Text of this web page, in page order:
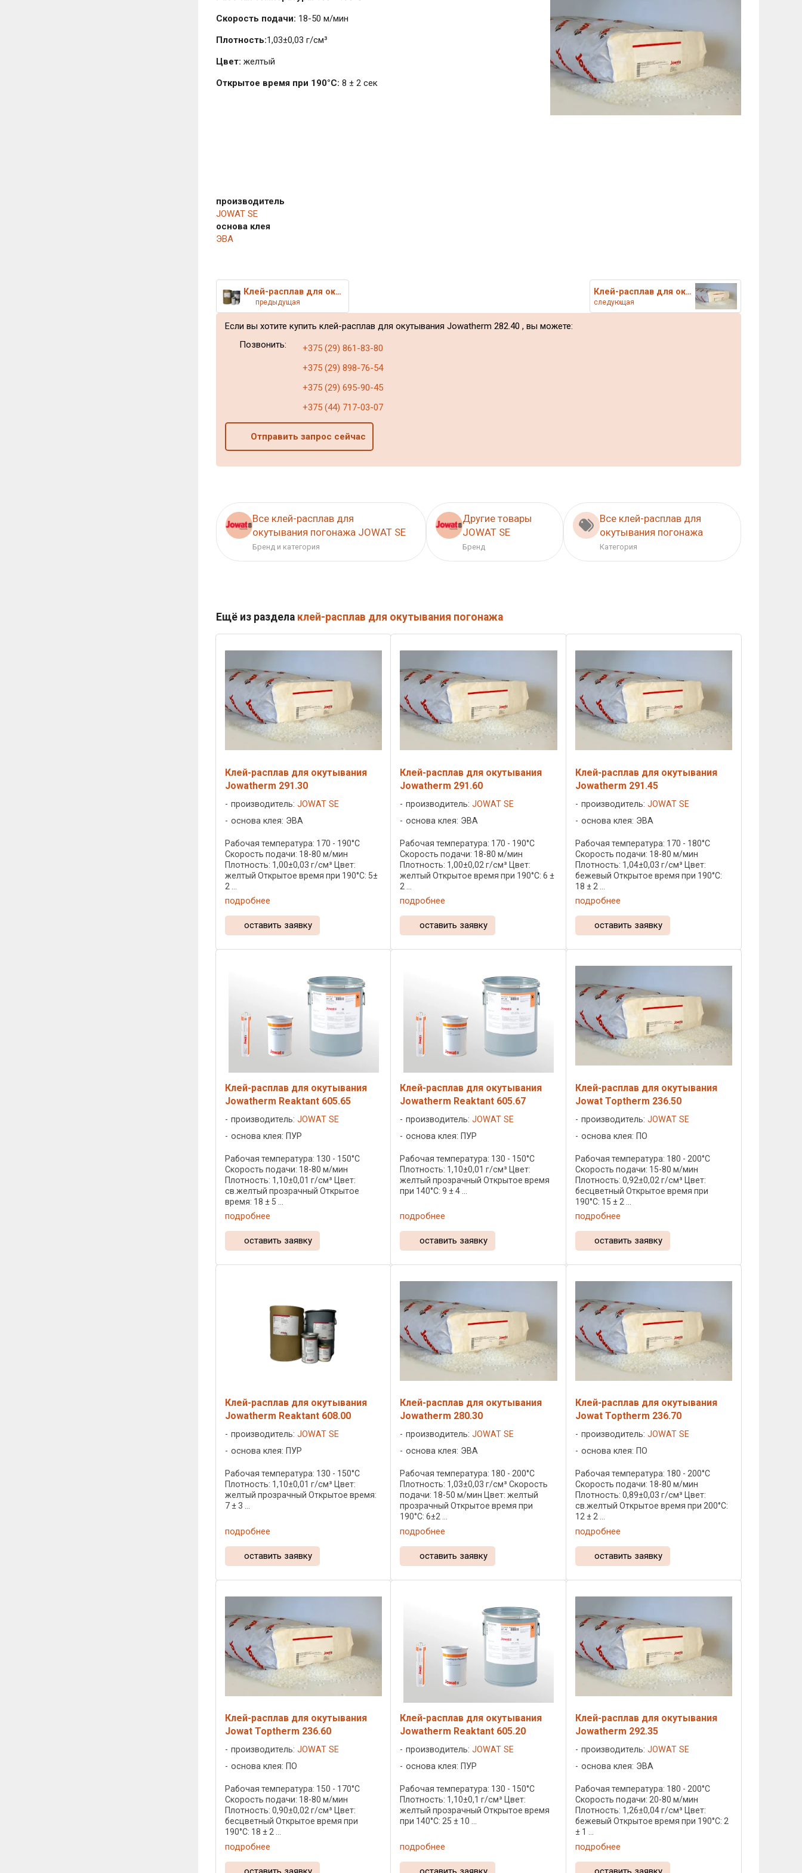
Скорость подачи: 18-50 м/мин
Плотность:1,03±0,03 г/см³
Цвет: желтый
Открытое время при 190°C: 8 ± 2 сек
производитель
JOWAT SE
основа клея
ЭВА
Клей-расплав для окутывания Jo
предыдущая
Клей-расплав для окутывания Jo
следующая
Если вы хотите купить клей-расплав для окутывания Jowatherm 282.40 , вы можете:
Позвонить:
+375 (29) 861-83-80
+375 (29) 898-76-54
+375 (29) 695-90-45
+375 (44) 717-03-07
Отправить запрос сейчас
Все клей-расплав для
окутывания погонажа JOWAT SE
Бренд и категория
Другие товары
JOWAT SE
Бренд
Все клей-расплав для
окутывания погонажа
Категория
Ещё из раздела клей-расплав для окутывания погонажа
Клей-расплав для окутывания
Jowatherm 291.30
производитель: JOWAT SE
основа клея: ЭВА
Рабочая температура: 170 - 190°C
Скорость подачи: 18-80 м/мин
Плотность: 1,00±0,03 г/см³ Цвет:
желтый Открытое время при 190°C: 5±
2 ...
подробнее
оставить заявку
Клей-расплав для окутывания
Jowatherm 291.60
производитель:JOWAT SE
основа клея: ЭВА
Рабочая температура: 170 - 190°C
Скорость подачи: 18-80 м/мин
Плотность: 1,00±0,02 г/см³ Цвет:
желтый Открытое время при 190°C: 6 ±
2 ...
подробнее
оставить заявку
Клей-расплав для окутывания
Jowatherm 291.45
производитель: JOWAT SE
основа клея: ЭВА
Рабочая температура: 170 - 180°C
Скорость подачи: 18-80 м/мин
Плотность: 1,04±0,03 г/см³ Цвет:
бежевый Открытое время при 190°C:
18 ± 2 ...
подробнее
оставить заявку
Клей-расплав для окутывания
Jowatherm Reaktant 605.65
производитель: JOWAT SE
основа клея: ПУР
Рабочая температура: 130 - 150°C
Скорость подачи: 18-80 м/мин
Плотность: 1,10±0,01 г/см³ Цвет:
св.желтый прозрачный Открытое
время: 18 ± 5 ...
подробнее
оставить заявку
Клей-расплав для окутывания
Jowatherm Reaktant 605.67
производитель:JOWAT SE
основа клея: ПУР
Рабочая температура: 130 - 150°C
Плотность: 1,10±0,01 г/см³ Цвет:
желтый прозрачный Открытое время
при 140°C: 9 ± 4 ...
подробнее
оставить заявку
Клей-расплав для окутывания
Jowat Toptherm 236.50
производитель: JOWAT SE
основа клея: ПО
Рабочая температура: 180 - 200°C
Скорость подачи: 15-80 м/мин
Плотность: 0,92±0,02 г/см³ Цвет:
бесцветный Открытое время при
190°C: 15 ± 2 ...
подробнее
оставить заявку
Клей-расплав для окутывания
Jowatherm Reaktant 608.00
производитель: JOWAT SE
основа клея: ПУР
Рабочая температура: 130 - 150°C
Плотность: 1,10±0,01 г/см³ Цвет:
желтый прозрачный Открытое время:
7 ± 3 ...
подробнее
оставить заявку
Клей-расплав для окутывания
Jowatherm 280.30
производитель:JOWAT SE
основа клея: ЭВА
Рабочая температура: 180 - 200°C
Плотность: 1,03±0,03 г/см³ Скорость
подачи: 18-50 м/мин Цвет: желтый
прозрачный Открытое время при
190°C: 6±2 ...
подробнее
оставить заявку
Клей-расплав для окутывания
Jowat Toptherm 236.70
производитель: JOWAT SE
основа клея: ПО
Рабочая температура: 180 - 200°C
Скорость подачи: 18-80 м/мин
Плотность: 0,89±0,03 г/см³ Цвет:
св.желтый Открытое время при 200°C:
12 ± 2 ...
подробнее
оставить заявку
Клей-расплав для окутывания
Jowat Toptherm 236.60
производитель: JOWAT SE
основа клея: ПО
Рабочая температура: 150 - 170°C
Скорость подачи: 18-80 м/мин
Плотность: 0,90±0,02 г/см³ Цвет:
бесцветный Открытое время при
190°C: 18 ± 2 ...
подробнее
Клей-расплав для окутывания
Jowatherm Reaktant 605.20
производитель:JOWAT SE
основа клея: ПУР
Рабочая температура: 130 - 150°C
Плотность: 1,10±0,1 г/см³ Цвет:
желтый прозрачный Открытое время
при 140°C: 25 ± 10 ...
подробнее
Клей-расплав для окутывания
Jowatherm 292.35
производитель: JOWAT SE
основа клея: ЭВА
Рабочая температура: 180 - 200°C
Скорость подачи: 20-80 м/мин
Плотность: 1,26±0,04 г/см³ Цвет:
бежевый Открытое время при 190°C: 2
± 1 ...
подробнее